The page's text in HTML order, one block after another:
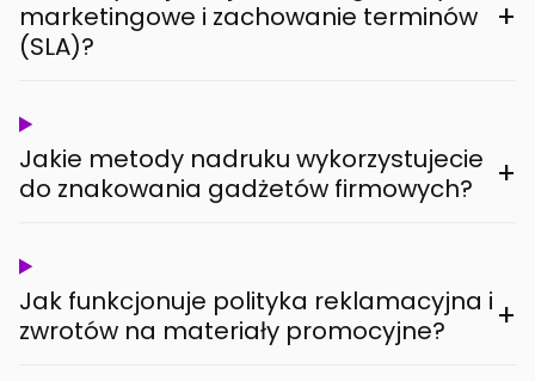
marketingowe i zachowanie terminów
(SLA)?
+
Jakie metody nadruku wykorzystujecie
do znakowania gadżetów firmowych?
+
Jak funkcjonuje polityka reklamacyjna i
zwrotów na materiały promocyjne?
+